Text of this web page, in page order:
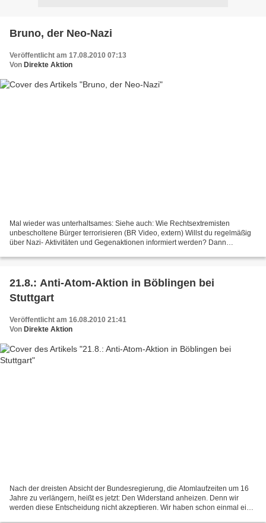
Bruno, der Neo-Nazi
Veröffentlicht am 17.08.2010 07:13
Von Direkte Aktion
Mal wieder was unterhaltsames: Siehe auch: Wie Rechtsextremisten
unbescholtene Bürger terrorisieren (BR Video, extern) Willst du regelmäßig
über Nazi- Aktivitäten und Gegenaktionen informiert werden? Dann
21.8.: Anti-Atom-Aktion in Böblingen bei
Stuttgart
Veröffentlicht am 16.08.2010 21:41
Von Direkte Aktion
Nach der dreisten Absicht der Bundesregierung, die Atomlaufzeiten um 16
Jahre zu verlängern, heißt es jetzt: Den Widerstand anheizen. Denn wir
werden diese Entscheidung nicht akzeptieren. Wir haben schon einmal eine